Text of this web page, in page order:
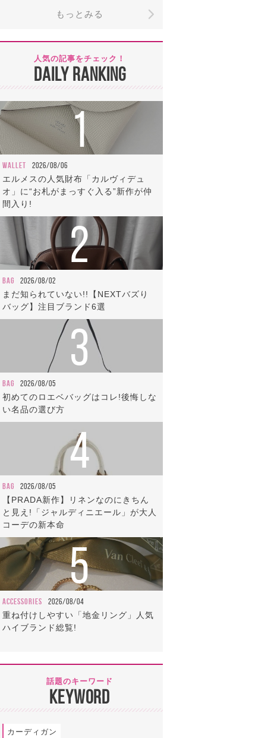
もっとみる
人気の記事をチェック！
DAILY RANKING
1
WALLET 2026/08/06
エルメスの人気財布「カルヴィデュ
オ」に“お札がまっすぐ入る”新作が仲
間入り!
2
BAG 2026/08/02
まだ知られていない!!【NEXTバズり
バッグ】注目ブランド6選
3
BAG 2026/08/05
初めてのロエベバッグはコレ!後悔しな
い名品の選び方
4
BAG 2026/08/05
【PRADA新作】リネンなのにきちん
と見え!「ジャルディニエール」が大人
コーデの新本命
5
ACCESSORIES 2026/08/04
重ね付けしやすい「地金リング」人気
ハイブランド総覧!
話題のキーワード
KEYWORD
カーディガン